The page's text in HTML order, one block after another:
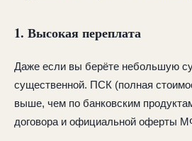
1. Высокая переплата
Даже если вы берёте небольшую
существенной. ПСК (полная
выше, чем по банковским
договора и официальной оферты